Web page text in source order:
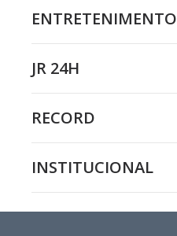
ENTRETENIMENTO
JR 24H
RECORD
INSTITUCIONAL